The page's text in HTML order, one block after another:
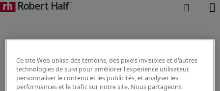
Ce site Web utilise des témoins, des pixels invisibles et d'autres
technologies de suivi pour améliorer l'expérience utilisateur,
personnaliser le contenu et les publicités, et analyser les
performances et le trafic sur notre site. Nous partageons